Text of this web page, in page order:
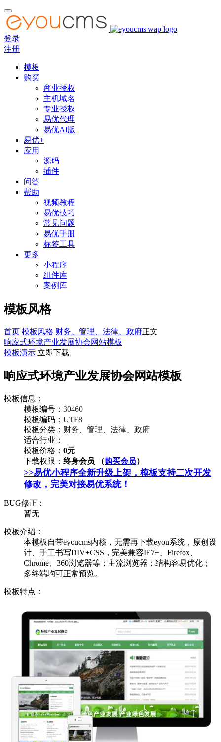
登录
注册
模板
购买
商业授权
主机域名
专业授权
易优代理
易优AI版
易优+
应用
源码
插件
问答
帮助
视频教程
易优技巧
常见问题
易优手册
标签工具
更多
小程序
组件库
案例库
模板风格
首页 模板风格 财务、管理、法律、政府正文
响应式环境产业发展协会网站模板
模板演示 立即下载
响应式环境产业发展协会网站模板
模板信息：
模板编号： 30460
模板编码： UTF8
模板分类： 财务、管理、法律、政府
适合行业：
模板价格： 0元
下载权限： 终身会员 （购买会员）
>>易优小程序全新升级上架，模板支持二次开发
修改，完美对接易优系统！
BUG修正：
暂无
模板介绍：
本模板自带eyoucms内核，无需再下载eyou系统，原创设
计、手工书写DIV+CSS，完美兼容IE7+、Firefox、
Chrome、360浏览器等；主流浏览器；结构容易优化；
多终端均可正常预览。
模板特点：